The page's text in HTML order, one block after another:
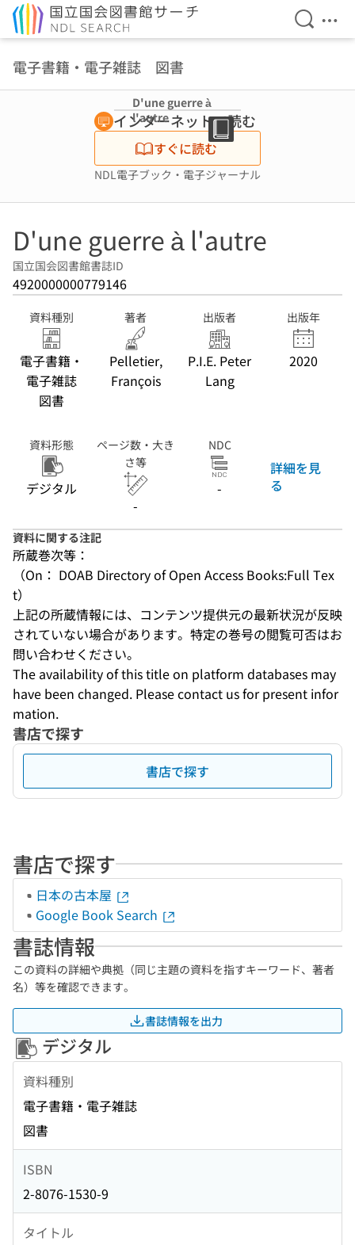
検索を
メ
電子書籍・電子雑誌 図書
D'une guerre à
l'autre
インターネットで読む
すぐに読む
NDL電子ブック・電子ジャーナル
D'une guerre à l'autre
国立国会図書館書誌ID
4920000000779146
資料種別
電子書籍・
電子雑誌
図書
著者
Pelletier,
François
出版者
P.I.E. Peter
Lang
出版年
2020
資料形態
デジタル
ページ数・大き
さ等
-
NDC
-
詳細を見
る
資料に関する注記
所蔵巻次等：
（On： DOAB Directory of Open Access Books:Full Tex
t）
上記の所蔵情報には、コンテンツ提供元の最新状況が反映
されていない場合があります。特定の巻号の閲覧可否はお
問い合わせください。
The availability of this title on platform databases may
have been changed. Please contact us for present infor
mation.
書店で探す
書店で探す
書店で探す
日本の古本屋
Google Book Search
書誌情報
この資料の詳細や典拠（同じ主題の資料を指すキーワード、著者
名）等を確認できます。
書誌情報を出力
デジタル
資料種別
電子書籍・電子雑誌
図書
ISBN
2-8076-1530-9
タイトル